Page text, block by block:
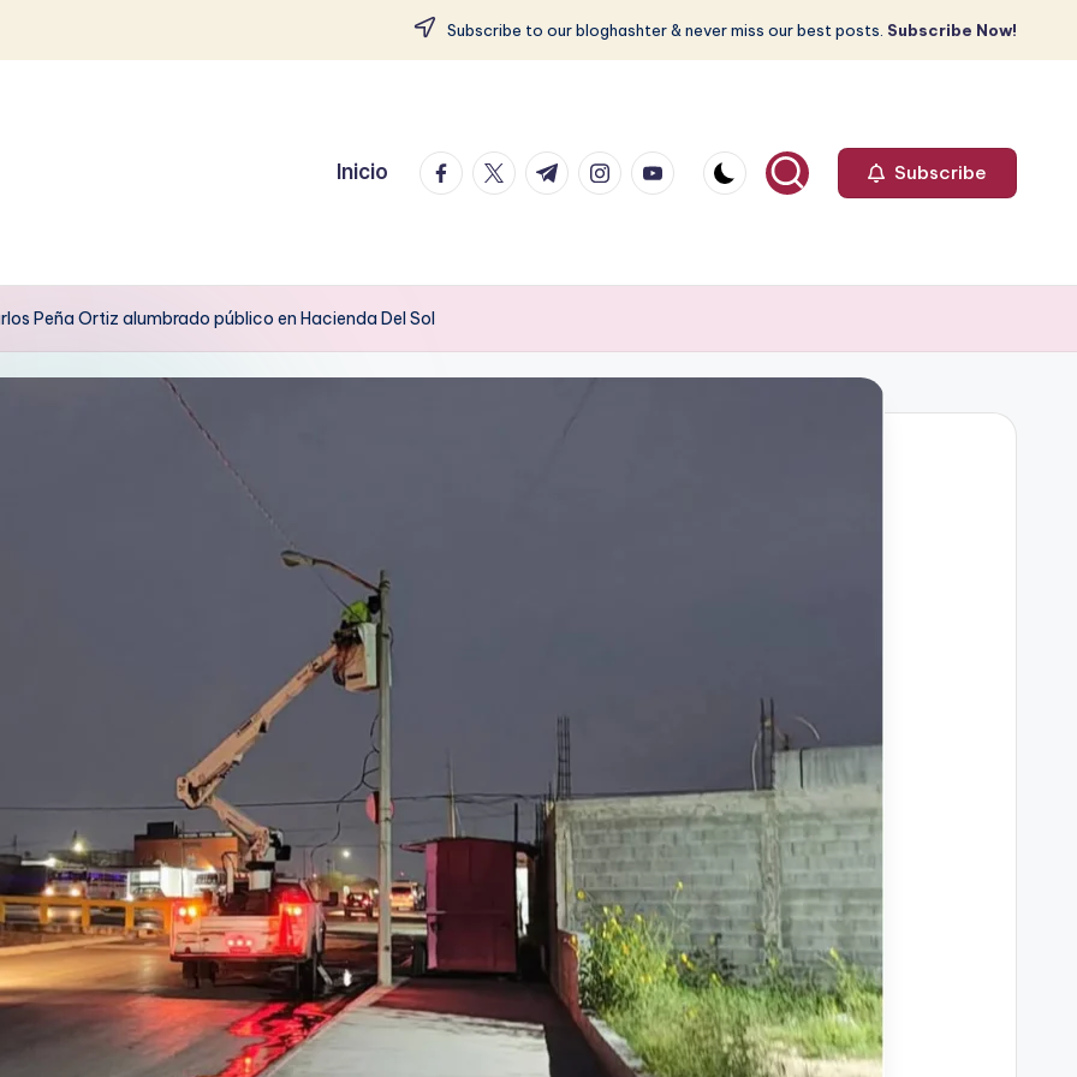
Subscribe to our bloghashter & never miss our best posts. Subscribe Now!
Inicio facebook.com
twitter.com
t.me instagram.com
youtube.com Subscribe
Peña Ortiz alumbrado público en Hacienda Del Sol